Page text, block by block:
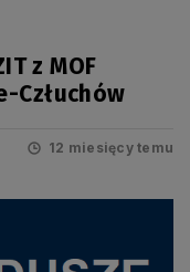
z MOF
Człuchów
12 miesięcy temu